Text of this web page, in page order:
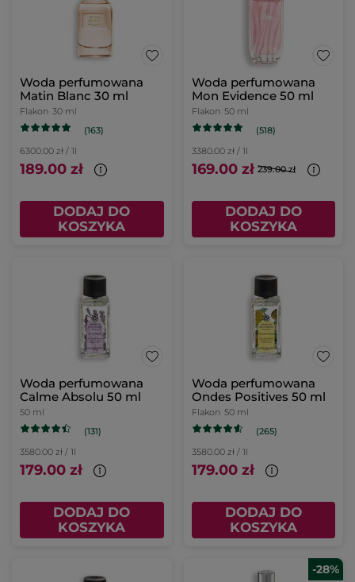
Woda perfumowana
Matin Blanc 30 ml
Flakon 30 ml
(163)
6300.00 zł / 1l
189.00 zł
DODAJ DO
KOSZYKA
Woda perfumowana
Mon Evidence 50 ml
Flakon 50 ml
(518)
3380.00 zł / 1l
169.00 zł 239.00 zł
DODAJ DO
KOSZYKA
Woda perfumowana
Calme Absolu 50 ml
50 ml
(131)
3580.00 zł / 1l
179.00 zł
DODAJ DO
KOSZYKA
Woda perfumowana
Ondes Positives 50 ml
Flakon 50 ml
(265)
3580.00 zł / 1l
179.00 zł
DODAJ DO
KOSZYKA
-28%